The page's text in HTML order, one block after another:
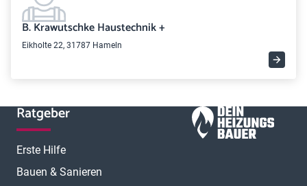
B. Krawutschke Haustechnik +
Eikholte 22, 31787 Hameln
Ratgeber
Erste Hilfe
Bauen & Sanieren